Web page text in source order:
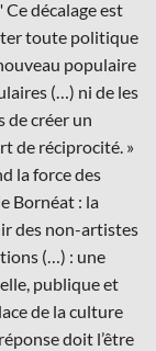
décalage est
toute politique
populaire
(…) ni de les
de créer un
de réciprocité. »
la force des
Bornéat : la
des non-artistes
(…) : une
publique et
de la culture
doit l’être